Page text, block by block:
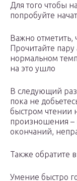
Для того чтобы
попробуйте
Важно отметить,
Прочитайте
нормальном
на это ушло
В следующий раз
пока не
быстром чтении
произношения –
окончаний,
Также обратите
Умение быстро